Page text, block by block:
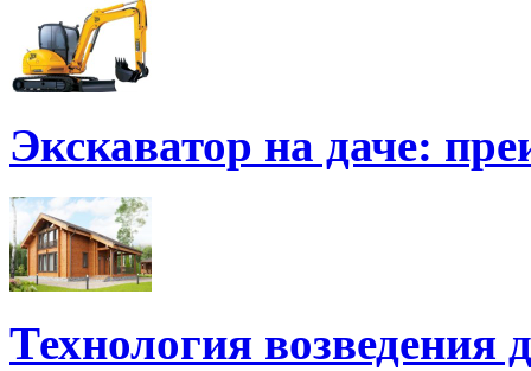
Экскаватор на даче:
Технология возведения